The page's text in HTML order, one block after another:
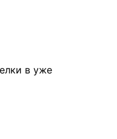
в уже